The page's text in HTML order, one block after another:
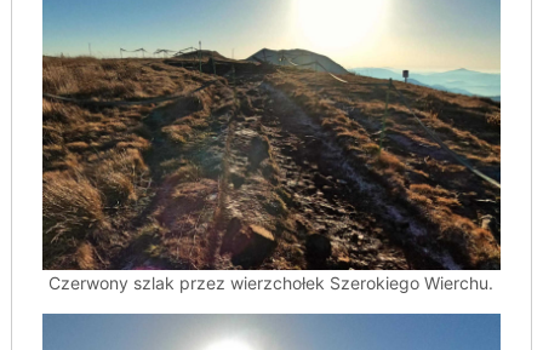
Czerwony szlak przez wierzchołek Szerokiego Wierchu.